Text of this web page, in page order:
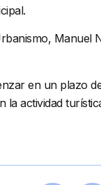
en un plazo
actividad